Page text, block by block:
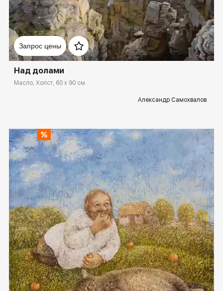
Запрос цены
Домен: ekb.rakovgallery.ru
Над долами
Масло, Холст, 60 x 90 см
Александр Самохвалов